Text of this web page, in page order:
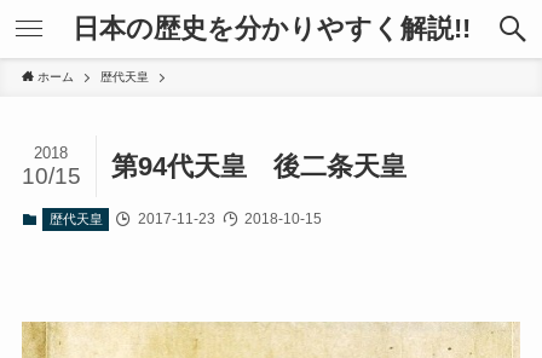
日本の歴史を分かりやすく解説!!
ホーム 歴代天皇
第94代天皇 後二条天皇
2018
10/15
歴代天皇 2017-11-23 2018-10-15